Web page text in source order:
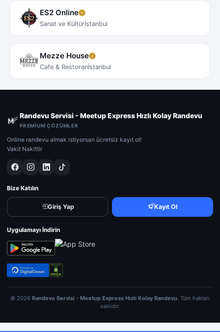
ES2 Online
Sanat ve Kültürİstanbul
Mezze House
Cafe & Restoranİstanbul
Randevu Servisi - Meetup Express Hızlı Kolay Randevu
PREMIUM ÇÖZÜMLER
Online randevu almak istiyorsan ücretsiz kayıt ol!
Vakit Nakittir
Bize Katılın
Giriş Yap Kayıt Ol
Uygulamayı İndirin
© 2026 Randevu Servisi - Meetup Express Hızlı Kolay Randevu. Tüm hakları
saklıdır.